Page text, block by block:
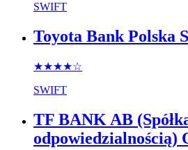
SWIFT
Toyota Bank Polska
★★★★☆
SWIFT
TF BANK AB
odpowiedzialnością)